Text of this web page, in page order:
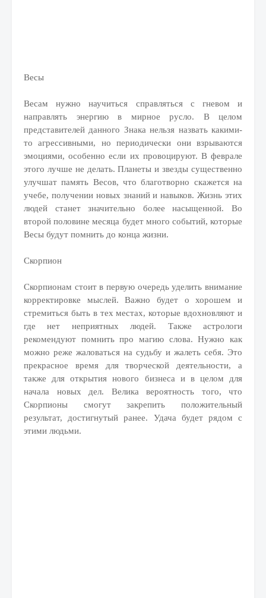
Весы
Весам нужно научиться справляться с гневом и
направлять энергию в мирное русло. В целом
представителей данного Знака нельзя назвать какими-
то агрессивными, но периодически они взрываются
эмоциями, особенно если их провоцируют. В феврале
этого лучше не делать. Планеты и звезды существенно
улучшат память Весов, что благотворно скажется на
учебе, получении новых знаний и навыков. Жизнь этих
людей станет значительно более насыщенной. Во
второй половине месяца будет много событий, которые
Весы будут помнить до конца жизни.
Скорпион
Скорпионам стоит в первую очередь уделить внимание
корректировке мыслей. Важно будет о хорошем и
стремиться быть в тех местах, которые вдохновляют и
где нет неприятных людей. Также астрологи
рекомендуют помнить про магию слова. Нужно как
можно реже жаловаться на судьбу и жалеть себя. Это
прекрасное время для творческой деятельности, а
также для открытия нового бизнеса и в целом для
начала новых дел. Велика вероятность того, что
Скорпионы смогут закрепить положительный
результат, достигнутый ранее. Удача будет рядом с
этими людьми.